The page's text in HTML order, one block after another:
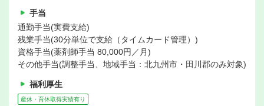
手当
通勤手当(実費支給)
残業手当(30分単位で支給（タイムカード管理）)
資格手当(薬剤師手当 80,000円／月)
その他手当(調整手当、地域手当：北九州市・田川郡のみ対象)
福利厚生
産休・育休取得実績有り